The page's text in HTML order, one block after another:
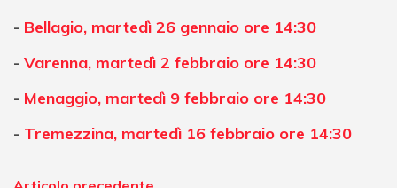
Bellagio, martedì 26 gennaio ore 14:30
Varenna, martedì 2 febbraio ore 14:30
Menaggio, martedì 9 febbraio ore 14:30
Tremezzina, martedì 16 febbraio ore 14:30